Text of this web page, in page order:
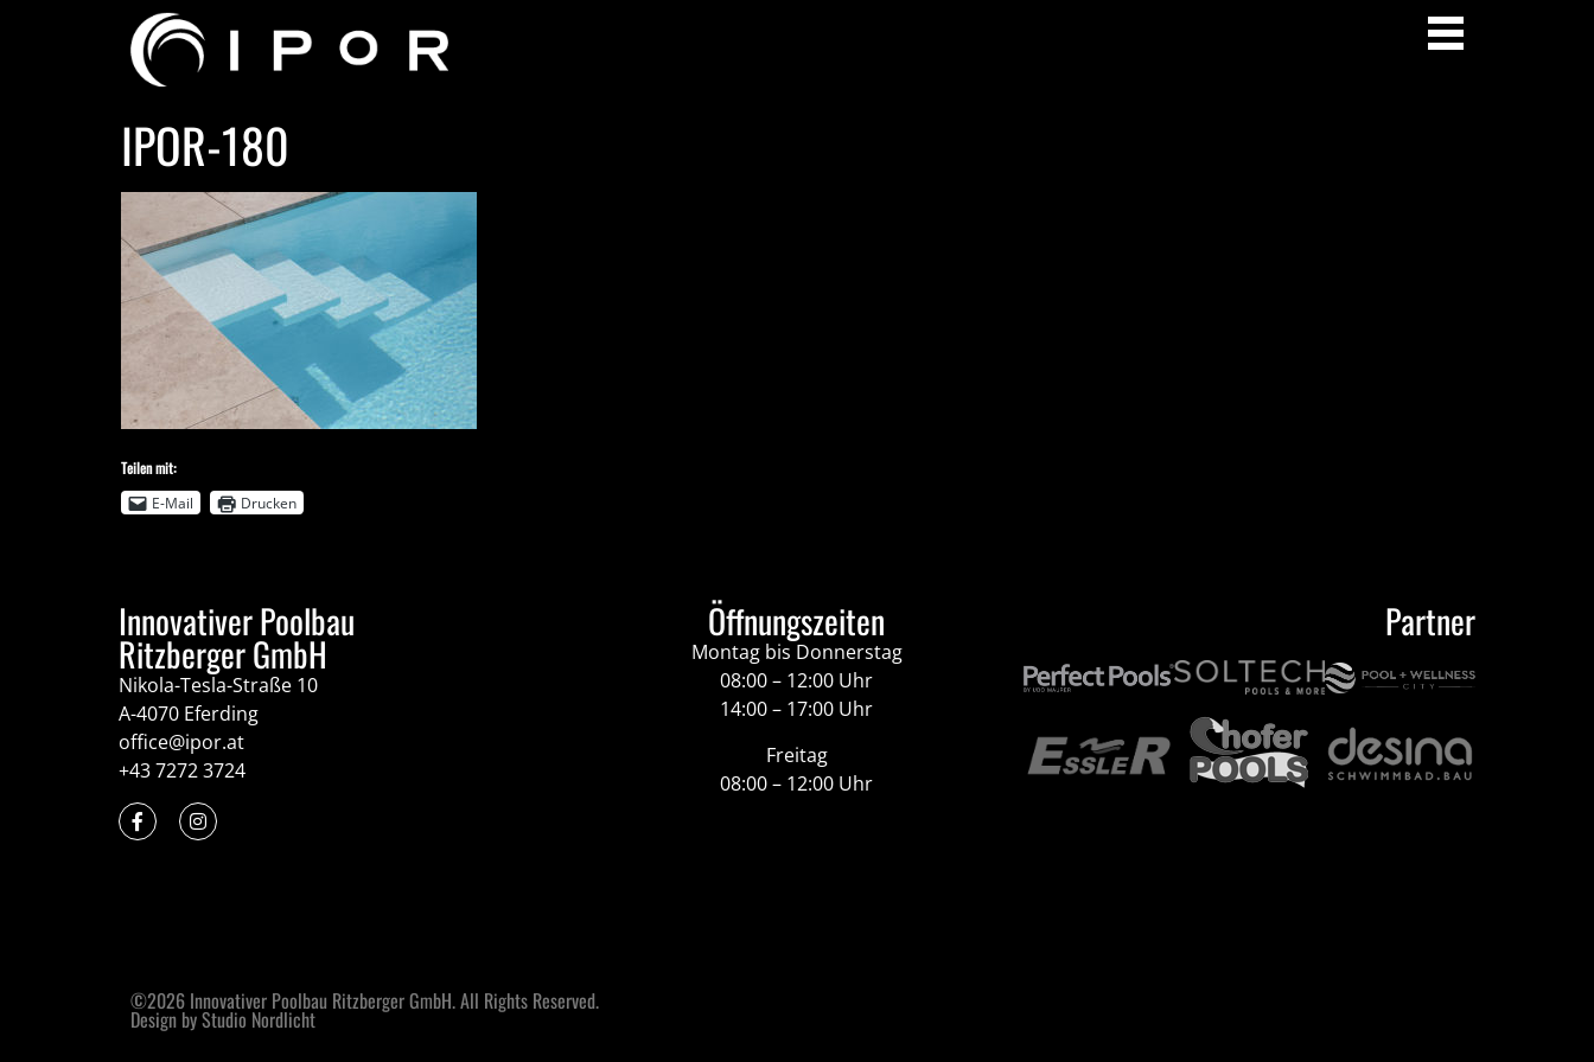
IPOR-180
Teilen mit:
E-Mail
Drucken
Innovativer Poolbau
Ritzberger GmbH
Nikola-Tesla-Straße 10
A-4070 Eferding
office@ipor.at
+43 7272 3724
Öffnungszeiten
Montag bis Donnerstag
08:00 – 12:00 Uhr
14:00 – 17:00 Uhr
Freitag
08:00 – 12:00 Uhr
Partner
©2026 Innovativer Poolbau Ritzberger GmbH. All Rights Reserved.
Design by Studio Nordlicht